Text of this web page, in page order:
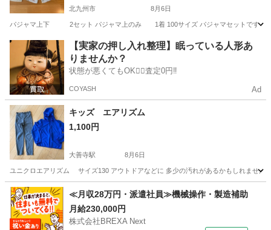
北九州市 8月6日
パジャマ上下 2セット パジャマ上のみ 1着 100サイズ パジャマセットです どれも
福岡 北九州市 キッズ用品 パジャマ
【実家の押し入れ整理】眠っている人形あ
りませんか？
状態が悪くてもOK🙆‍♀️査定0円‼️
COYASH Ad
キッズ エアリズム
1,100円
大善寺駅 8月6日
ユニクロエアリズム サイズ130 アウトドアなどに 多少の汚れがあるかもしれません
福岡 久留米市 大善寺駅 キッズ用品 キッズ
≪月収28万円・派遣社員≫機械操作・製造補助
月給230,000円
株式会社BREXA Next